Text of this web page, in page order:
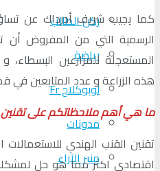
ركن الطالب
رياضة
لوبوكلاج Fr
مدونات
منبر الآراء
كما يجيب شريف أدرداك عن
الرسمية التي من المفروض أن
المستعجلة للمزارعين
هذه الزراعة و عدد المتابعين في
ما هي أهم ملاحظاتكم على
تقنين القنب الهندي
اقتصادي اكثر مما هو حل